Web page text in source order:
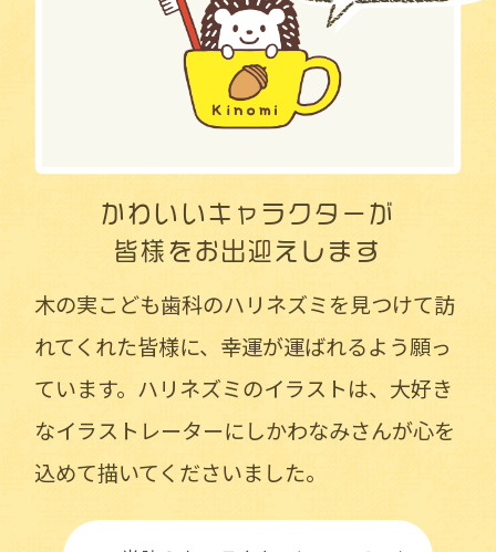
かわいいキャラクターが
皆様をお出迎えします
木の実こども歯科のハリネズミを見つけて訪
れてくれた皆様に、幸運が運ばれるよう願っ
ています。ハリネズミのイラストは、大好き
なイラストレーターにしかわなみさんが心を
込めて描いてくださいました。